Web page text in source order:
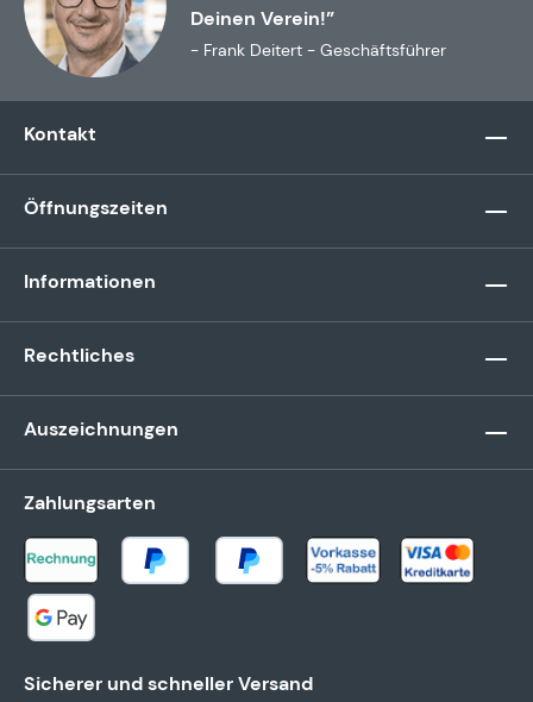
Deinen Verein!”
- Frank Deitert - Geschäftsführer
Kontakt
Öffnungszeiten
Informationen
Rechtliches
Auszeichnungen
Zahlungsarten
Sicherer und schneller Versand